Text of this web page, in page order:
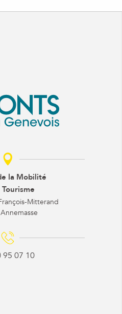
la Mobilité
Mitterand
95 07 10